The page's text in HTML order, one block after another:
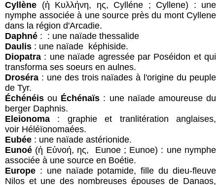
Cyllène (ἡ Κυλλήνη, ης, Cylléne ; Cyllene) : une
nymphe associée à une source près du mont Cyllene
dans la région d'Arcadie.
Daphné : : une naïade thessalide
Daulis : une naïade képhiside.
Diopatra : une naïade agressée par Poséidon et qui
transforma ses soeurs en aulnes.
Droséra : une des trois naïades à l'origine du peuple
de Tyr.
Échénéis ou Échénaïs : une naïade amoureuse du
berger Daphnis.
Eleionoma : graphie et tranlitération anglaises,
voir Héléïonomaées.
Eubée : une naïade astérionide.
Eunoé (ἡ Εὐνοή, ης, Eunoe ; Eunoe) : une nymphe
associée à une source en Boétie.
Europe : une naïade potamide, fille du dieu-fleuve
Nilos et une des nombreuses épouses de Danaos,